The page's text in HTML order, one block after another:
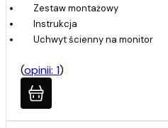
Zestaw montażowy
Instrukcja
Uchwyt ścienny na monitor
(opinii: 1)